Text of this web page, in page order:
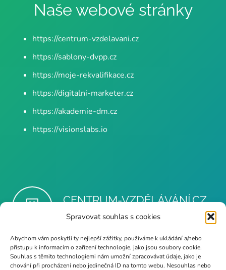
Spravovat souhlas s cookies
Abychom vám poskytli ty nejlepší zážitky, používáme k ukládání a/nebo
přístupu k informacím o zařízení technologie, jako jsou soubory cookie.
Souhlas s těmito technologiemi nám umožní zpracovávat údaje, jako je
chování při procházení nebo jedinečná ID na tomto webu. Nesouhlas nebo
Naše webové stránky
https://centrum-vzdelavani.cz
https://sablony-dvpp.cz
https://moje-rekvalifikace.cz
https://digitalni-marketer.cz
https://akademie-dm.cz
https://visionslabs.io
CENTRUM-VZDĚLÁVÁNÍ.CZ
– Počítačová služba s.r.o.
info@poc-sluzba.cz